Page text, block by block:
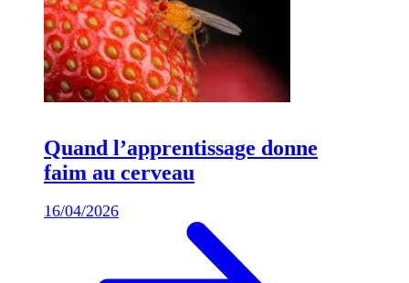
Quand l’apprentissage donne
faim au cerveau
16/04/2026